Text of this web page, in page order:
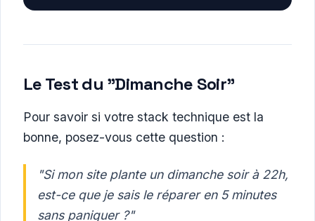
Le Test du "Dimanche Soir"
Pour savoir si votre stack technique est la
bonne, posez-vous cette question :
"Si mon site plante un dimanche soir à 22h,
est-ce que je sais le réparer en 5 minutes
sans paniquer ?"